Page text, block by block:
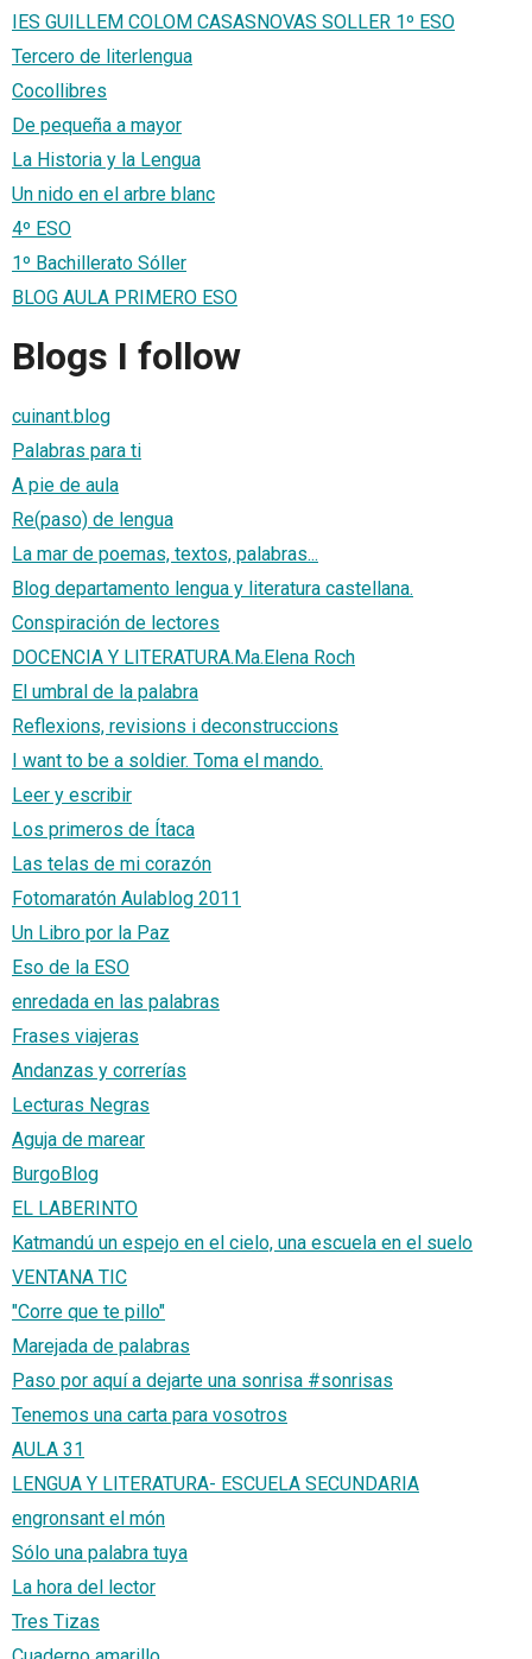
IES GUILLEM COLOM CASASNOVAS SOLLER 1º ESO
Tercero de literlengua
Cocollibres
De pequeña a mayor
La Historia y la Lengua
Un nido en el arbre blanc
4º ESO
1º Bachillerato Sóller
BLOG AULA PRIMERO ESO
Blogs I follow
cuinant.blog
Palabras para ti
A pie de aula
Re(paso) de lengua
La mar de poemas, textos, palabras...
Blog departamento lengua y literatura castellana.
Conspiración de lectores
DOCENCIA Y LITERATURA.Ma.Elena Roch
El umbral de la palabra
Reflexions, revisions i deconstruccions
I want to be a soldier. Toma el mando.
Leer y escribir
Los primeros de Ítaca
Las telas de mi corazón
Fotomaratón Aulablog 2011
Un Libro por la Paz
Eso de la ESO
enredada en las palabras
Frases viajeras
Andanzas y correrías
Lecturas Negras
Aguja de marear
BurgoBlog
EL LABERINTO
Katmandú un espejo en el cielo, una escuela en el suelo
VENTANA TIC
"Corre que te pillo"
Marejada de palabras
Paso por aquí a dejarte una sonrisa #sonrisas
Tenemos una carta para vosotros
AULA 31
LENGUA Y LITERATURA- ESCUELA SECUNDARIA
engronsant el món
Sólo una palabra tuya
La hora del lector
Tres Tizas